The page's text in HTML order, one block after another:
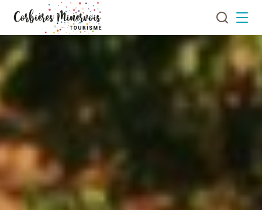
Corbières
Minervois
Tourisme
JeMenu